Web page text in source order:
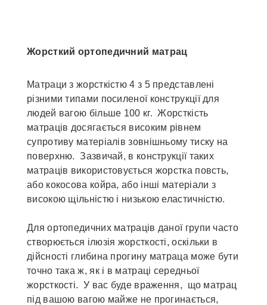
Жорсткий ортопедичний матрац
Матраци з жорсткістю 4 з 5 представлені
різними типами посиленої конструкції для
людей вагою більше 100 кг. Жорсткість
матраців досягається високим рівнем
супротиву матеріалів зовнішньому тиску на
поверхню. Зазвичай, в конструкції таких
матраців використовується жорстка повсть,
або кокосова койра, або інші матеріали з
високою щільністю і низькою еластичністю.
Для ортопедичних матраців даної групи часто
створюється ілюзія жорсткості, оскільки в
дійсності глибина прогину матраца може бути
точно така ж, як і в матраці середньої
жорсткості. У вас буде враження, що матрац
під вашою вагою майже не прогинається,